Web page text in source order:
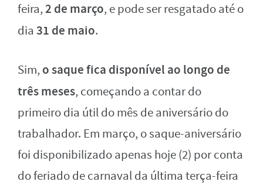
feira,2 de março, e pode ser resgatado até o
dia 31 de maio.
Sim, o saque fica disponível ao longo de
três meses, começando a contar do
primeiro dia útil do mês de aniversário do
trabalhador. Em março, o saque-aniversário
foi disponibilizado apenas hoje (2) por conta
do feriado de carnaval da última terça-feira